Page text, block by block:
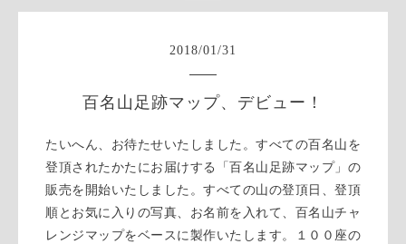
2018/01/31
百名山足跡マップ、デビュー！
たいへん、お待たせいたしました。すべての百名山を
登頂されたかたにお届けする「百名山足跡マップ」の
販売を開始いたしました。すべての山の登頂日、登頂
順とお気に入りの写真、お名前を入れて、百名山チャ
レンジマップをベースに製作いたします。１００座の